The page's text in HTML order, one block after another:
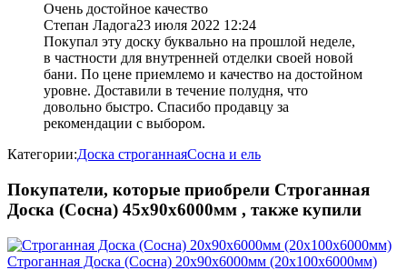
Очень достойное качество
Степан Ладога23 июля 2022 12:24
Покупал эту доску буквально на прошлой неделе,
в частности для внутренней отделки своей новой
бани. По цене приемлемо и качество на достойном
уровне. Доставили в течение полудня, что
довольно быстро. Спасибо продавцу за
рекомендации с выбором.
Категории:Доска строганнаяСосна и ель
Покупатели, которые приобрели Строганная
Доска (Сосна) 45х90х6000мм , также купили
Строганная Доска (Сосна) 20х90х6000мм (20х100х6000мм)